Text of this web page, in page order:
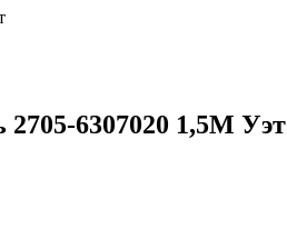
6307020 1,5М Уэт